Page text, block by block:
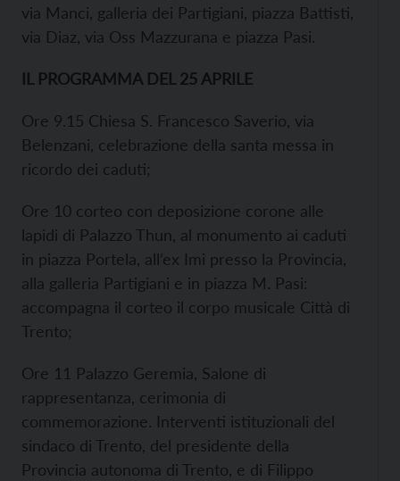
via Manci, galleria dei Partigiani, piazza Battisti,
via Diaz, via Oss Mazzurana e piazza Pasi.
IL PROGRAMMA DEL 25 APRILE
Ore 9.15 Chiesa S. Francesco Saverio, via
Belenzani, celebrazione della santa messa in
ricordo dei caduti;
Ore 10 corteo con deposizione corone alle
lapidi di Palazzo Thun, al monumento ai caduti
in piazza Portela, all’ex Imi presso la Provincia,
alla galleria Partigiani e in piazza M. Pasi:
accompagna il corteo il corpo musicale Città di
Trento;
Ore 11 Palazzo Geremia, Salone di
rappresentanza, cerimonia di
commemorazione. Interventi istituzionali del
sindaco di Trento, del presidente della
Provincia autonoma di Trento, e di Filippo